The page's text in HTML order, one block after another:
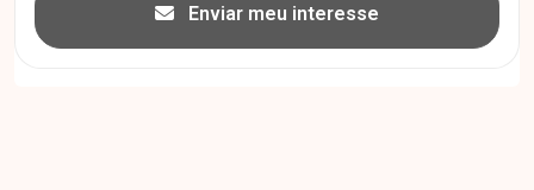
Enviar meu interesse